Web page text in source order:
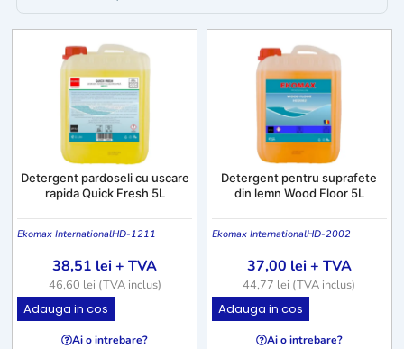
Detergent pardoseli cu uscare
rapida Quick Fresh 5L
Ekomax InternationalHD-1211
38,51 lei+ TVA
46,60 lei (TVA inclus)
Adauga in cos
Ai o intrebare?
Detergent pentru suprafete
din lemn Wood Floor 5L
Ekomax InternationalHD-2002
37,00 lei+ TVA
44,77 lei (TVA inclus)
Adauga in cos
Ai o intrebare?